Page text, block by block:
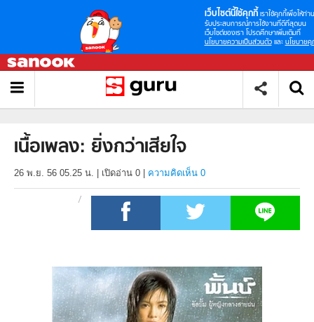
เว็บไซต์นี้ใช้คุกกี้ เราใช้คุกกี้เพื่อให้ท่า
รับประสบการณ์การใช้งานที่ดีที่สุดบน
เว็บไซต์ของเรา โปรดศึกษาเพิ่มเติมที่
นโยบายความเป็นส่วนตัว และ นโยบายคุ
เนื้อเพลง: ยิ่งกว่าเสียใจ
26 พ.ย. 56 05.25 น. เปิดอ่าน 0 ความคิดเห็น 0